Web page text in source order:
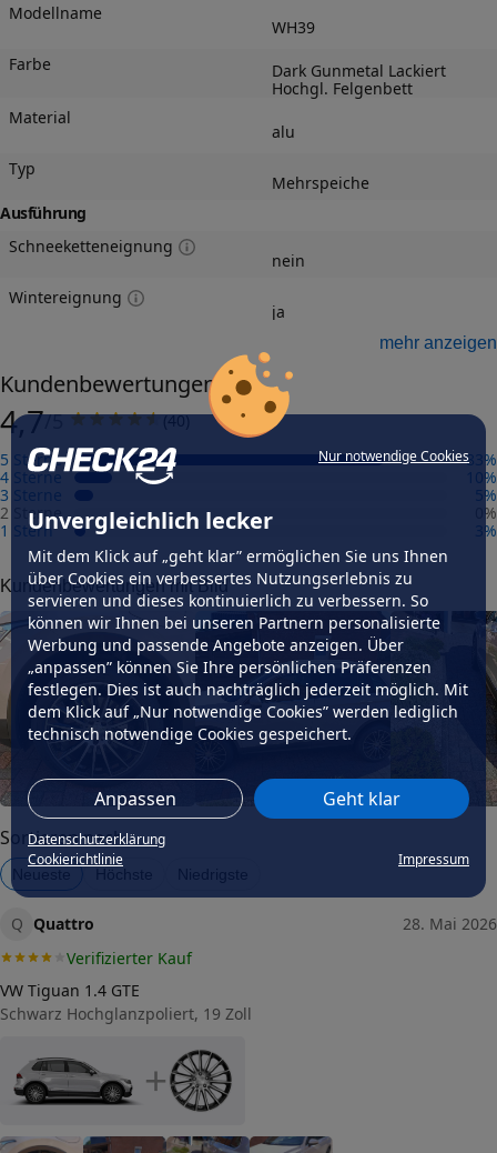
Nur notwendige Cookies
Unvergleichlich lecker
Mit dem Klick auf „geht klar” ermöglichen Sie uns Ihnen
über Cookies ein verbessertes Nutzungserlebnis zu
servieren und dieses kontinuierlich zu verbessern. So
können wir Ihnen bei unseren Partnern personalisierte
Werbung und passende Angebote anzeigen. Über
„anpassen” können Sie Ihre persönlichen Präferenzen
festlegen. Dies ist auch nachträglich jederzeit möglich. Mit
dem Klick auf „Nur notwendige Cookies” werden lediglich
technisch notwendige Cookies gespeichert.
Anpassen Geht klar
Datenschutzerklärung
Cookierichtlinie
Impressum
Modellname
WH39
Farbe
Dark Gunmetal Lackiert
Hochgl. Felgenbett
Material
alu
Typ
Mehrspeiche
Ausführung
Schneeketteneignung
nein
Wintereignung
ja
Präzisionsgrad
mittel
Speichenhinterfräsung
nein
Felgengutachten
Eintragungsfrei
Freigabe
-
Gutachten Link
-
Fahrzeug wählen und Felgengutachten erhalten
Dimension
Breite (in Zoll)
10,5
Größe (in Zoll)
Einpresstiefe (in mm)
Lochkreis (Anzahl der Löcher)
Lochkreis-Durchmesser (in mm)
Mittenloch-Durchmesser (in
Traglast (in kg)
Allgemeine Produktsicherheit
(GPSR)
mehr anzeigen
Kundenbewertungen
4,7/5 (40)
5 Sterne
83%
4 Sterne
10%
3 Sterne
5%
2 Sterne
%
1 Stern
3%
Kundenbewertungen mit Bild
Sortieren nach
Q Quattro
28. Mai 2026
Verifizierter Kauf
VW Tiguan 1.4 GTE
Schwarz Hochglanzpoliert, 19 Zoll
+